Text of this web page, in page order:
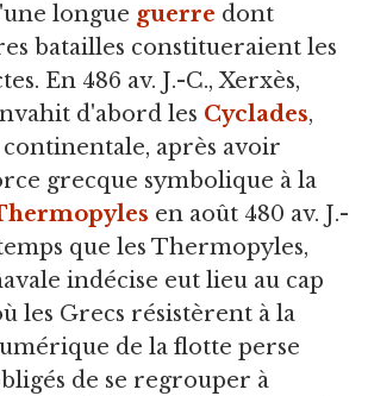
longue guerre dont
batailles constitueraient les
En 486 av. J.-C., Xerxès,
d'abord les Cyclades,
après avoir
grecque symbolique à la
en août 480 av. J.-
que les Thermopyles,
indécise eut lieu au cap
les Grecs résistèrent à la
de la flotte perse
de se regrouper à